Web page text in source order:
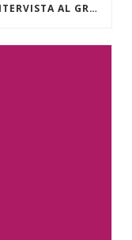
YVAN BOURGNON E ‘LE MANTA’: INTERVISTA AL GRANDE NAVIGATORE OCEANICO